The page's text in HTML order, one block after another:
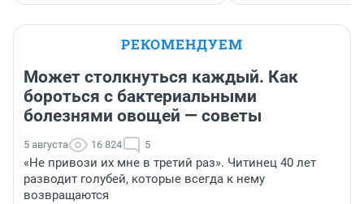
РЕКОМЕНДУЕМ
Может столкнуться каждый. Как
бороться с бактериальными
болезнями овощей — советы
5 августа 16 824 5
«Не привози их мне в третий раз». Читинец 40 лет
разводит голубей, которые всегда к нему
возвращаются